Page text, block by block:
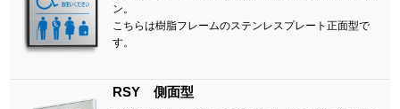
ン。
こちらは樹脂フレームのステンレスプレート正面型で
す。
RSY 側面型